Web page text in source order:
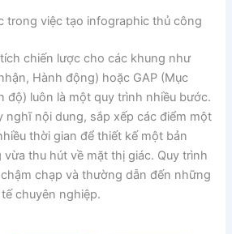
trong việc tạo infographic thủ công
chiến lược cho các khung như
Hành động) hoặc GAP (Mục
độ) luôn là một quy trình nhiều bước.
nghĩ nội dung, sắp xếp các điểm một
thời gian để thiết kế một bản
thu hút về mặt thị giác. Quy trình
chạp và thường dẫn đến những
chuyên nghiệp.